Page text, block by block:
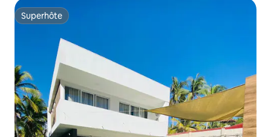
Superhôte
Superhôte